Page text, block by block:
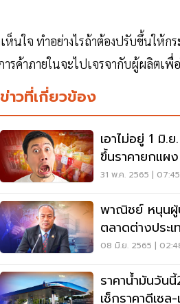
นใจ ทำอย่างไรถ้าต้องปรับขึ้นให้
รค้าภายในจะไปเจรจากับผู้ผลิตเพื่
ข่าวที่เกี่ยวข้อง
เอาไม่อยู่ 1 มิ.ย. ของกิน ของใ
ขึ้นราคายกแผ
31 พ.ค. 2565 |
พาณิชย์ หนุนผู้ป
ตลาดต่างประ
ปัญญา
08 มิ.ย. 2565 |
ราคาน้ำมันวัน
เช็กราคาดีเซ